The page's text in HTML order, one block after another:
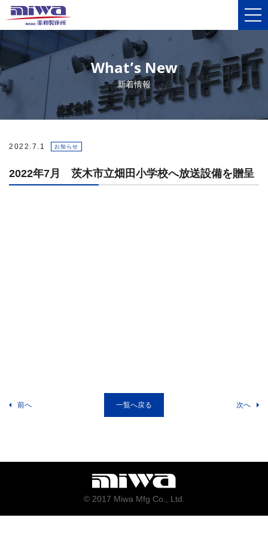
What’s New
新着情報
2022.7.1 お知らせ
2022年7月 茨木市立畑田小学校へ放送設備を贈呈
次へ
前へ 一覧へ戻る
© 2017 Miwa Mfg Co., Ltd.